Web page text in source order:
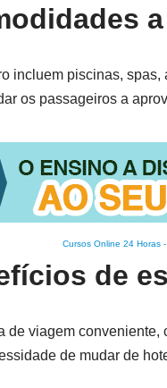
incluem piscinas,
os passageiros a
Cursos Online 24 Horas-
de
de viagem
de mudar de